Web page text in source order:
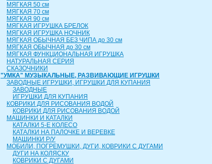
МЯГКАЯ 50 см
МЯГКАЯ 70 см
МЯГКАЯ 90 см
МЯГКАЯ ИГРУШКА БРЕЛОК
МЯГКАЯ ИГРУШКА НОЧНИК
МЯГКАЯ ОБЫЧНАЯ БЕЗ ЧИПА до 30 см
МЯГКАЯ ОБЫЧНАЯ до 30 см
МЯГКАЯ ФУНКЦИОНАЛЬНАЯ ИГРУШКА
НАТУРАЛЬНАЯ СЕРИЯ
СКАЗОЧНИКИ
"УМКА" МУЗЫКАЛЬНЫЕ, РАЗВИВАЮЩИЕ ИГРУШКИ
ЗАВОДНЫЕ ИГРУШКИ, ИГРУШКИ ДЛЯ КУПАНИЯ
ЗАВОДНЫЕ
ИГРУШКИ ДЛЯ КУПАНИЯ
КОВРИКИ ДЛЯ РИСОВАНИЯ ВОДОЙ
КОВРИКИ ДЛЯ РИСОВАНИЯ ВОДОЙ
МАШИНКИ И КАТАЛКИ
КАТАЛКИ 5-Е КОЛЕСО
КАТАЛКИ НА ПАЛОЧКЕ И ВЕРЕВКЕ
МАШИНКИ Р/У
МОБИЛИ, ПОГРЕМУШКИ, ДУГИ, КОВРИКИ С ДУГАМИ
ДУГИ НА КОЛЯСКУ
КОВРИКИ С ДУГАМИ